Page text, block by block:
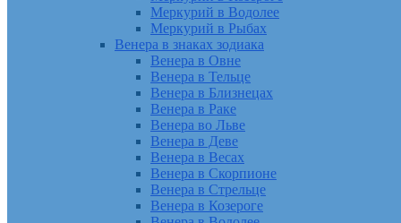
Меркурий в Водолее
Меркурий в Рыбах
Венера в знаках зодиака
Венера в Овне
Венера в Тельце
Венера в Близнецах
Венера в Раке
Венера во Льве
Венера в Деве
Венера в Весах
Венера в Скорпионе
Венера в Стрельце
Венера в Козероге